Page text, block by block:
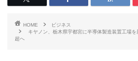
HOME
ビジネス
キヤノン、栃木県宇都宮に半導体製造装置工場
超へ